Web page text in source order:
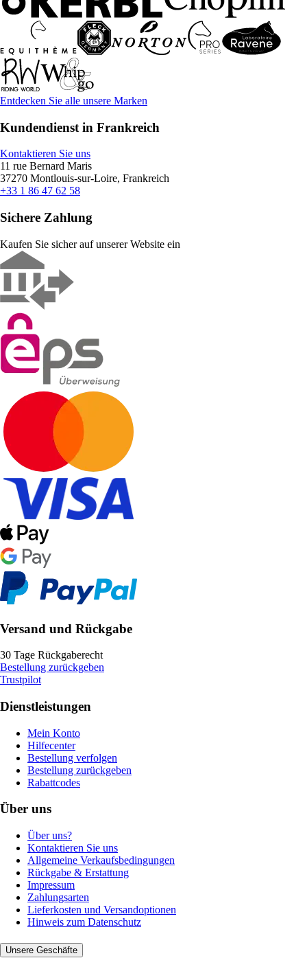
Entdecken Sie alle unsere Marken
Kundendienst in Frankreich
Kontaktieren Sie uns
11 rue Bernard Maris
37270 Montlouis-sur-Loire, Frankreich
+33 1 86 47 62 58
Sichere Zahlung
Kaufen Sie sicher auf unserer Website ein
Versand und Rückgabe
30 Tage Rückgaberecht
Bestellung zurückgeben
Trustpilot
Dienstleistungen
Mein Konto
Hilfecenter
Bestellung verfolgen
Bestellung zurückgeben
Rabattcodes
Über uns
Über uns?
Kontaktieren Sie uns
Allgemeine Verkaufsbedingungen
Rückgabe & Erstattung
Impressum
Zahlungsarten
Lieferkosten und Versandoptionen
Hinweis zum Datenschutz
Unsere Geschäfte